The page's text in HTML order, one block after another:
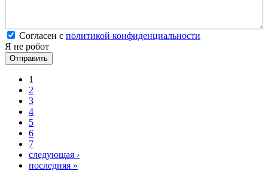
Согласен с политикой конфиденциальности*
Согласен с политикой конфиденциальности
Я не робот
1
2
3
4
5
6
7
следующая ›
последняя »